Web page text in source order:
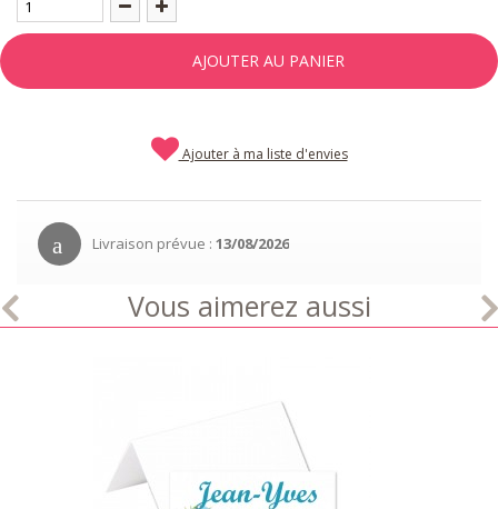
AJOUTER AU PANIER
Ajouter à ma liste d'envies
Livraison prévue : 13/08/2026
Vous aimerez aussi